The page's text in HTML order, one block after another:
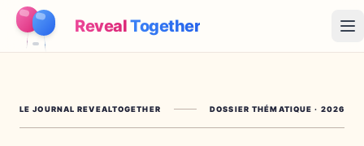
RevealTogether
Démo
LE JOURNAL REVEALTOGETHER DOSSIER THÉMATIQUE · 2026